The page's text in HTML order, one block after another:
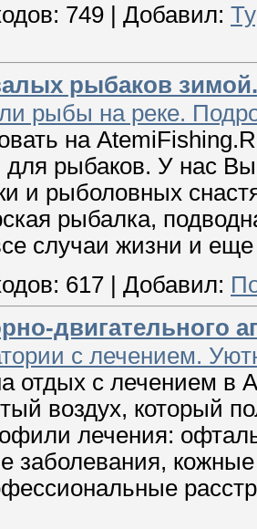
749 Добавил:
рыбаков
рыбы на реке.
на
для рыбаков. У нас
и рыболовных
рыбалка,
случаи жизни и еще
617 | Добавил:
двигательного
с лечением.
отдых с лечением в
воздух, который
лечения:
заболевания,